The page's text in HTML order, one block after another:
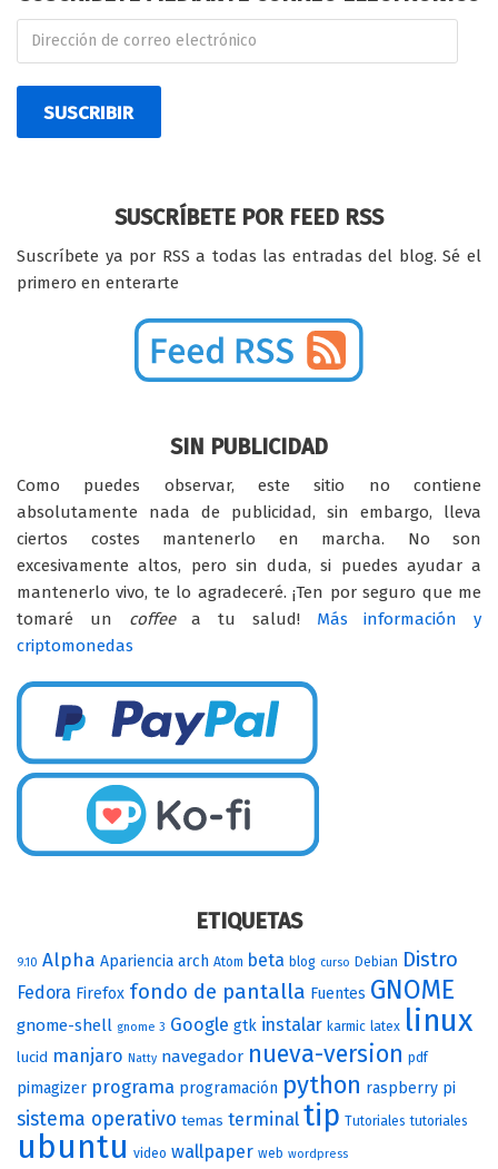
SUSCRIBIR
SUSCRÍBETE POR FEED RSS
Suscríbete ya por RSS a todas las entradas del blog. Sé el
primero en enterarte
SIN PUBLICIDAD
Como puedes observar, este sitio no contiene
absolutamente nada de publicidad, sin embargo, lleva
ciertos costes mantenerlo en marcha. No son
excesivamente altos, pero sin duda, si puedes ayudar a
mantenerlo vivo, te lo agradeceré. ¡Ten por seguro que me
tomaré un coffeea tu salud! Más información y
criptomonedas
ETIQUETAS
9.10 Alpha Apariencia arch Atom beta blog curso Debian Distro
Fedora Firefox fondo de pantalla Fuentes GNOME
gnome-shell gnome 3 Google gtk instalar karmic latex linux
lucid manjaro Natty navegador nueva-version pdf
pimagizer programa programación python raspberry pi
sistema operativo temas terminal tip Tutoriales tutoriales
ubuntu video wallpaper web wordpress